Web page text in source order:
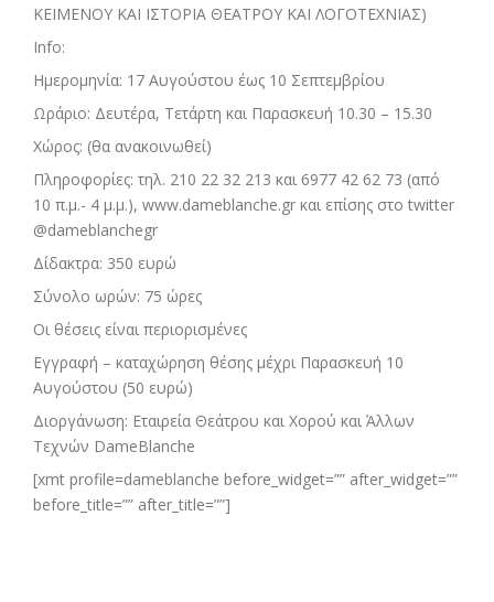
ΚΕΙΜΕΝΟΥ ΚΑΙ ΙΣΤΟΡΙΑ ΘΕΑΤΡΟΥ ΚΑΙ ΛΟΓΟΤΕΧΝΙΑΣ)
Info:
Ημερομηνία: 17 Αυγούστου έως 10 Σεπτεμβρίου
Ωράριο: Δευτέρα, Τετάρτη και Παρασκευή 10.30 – 15.30
Χώρος: (θα ανακοινωθεί)
Πληροφορίες: τηλ. 210 22 32 213 και 6977 42 62 73 (από
10 π.μ.- 4 μ.μ.), www.dameblanche.gr και επίσης στο twitter
@dameblanchegr
Δίδακτρα: 350 ευρώ
Σύνολο ωρών: 75 ώρες
Οι θέσεις είναι περιορισμένες
Εγγραφή – καταχώρηση θέσης μέχρι Παρασκευή 10
Αυγούστου (50 ευρώ)
Διοργάνωση: Εταιρεία Θεάτρου και Χορού και Άλλων
Τεχνών DameBlanche
[xmt profile=dameblanche before_widget=”” after_widget=””
before_title=”” after_title=””]